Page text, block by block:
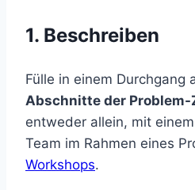
1. Beschreiben
Fülle in einem Durchgang
Abschnitte der
entweder allein, mit
Team im Rahmen eines
Workshops.